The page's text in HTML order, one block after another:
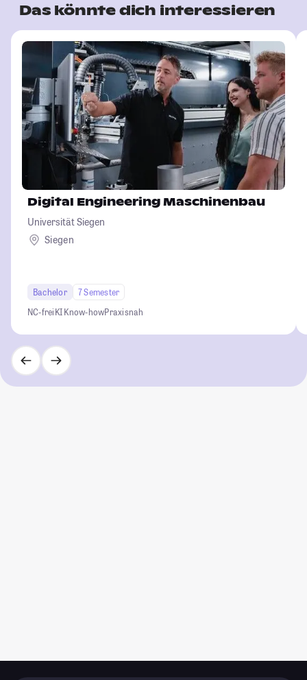
Das könnte dich interessieren
Digital Engineering Maschinenbau
Universität Siegen
Siegen
Bachelor
7 Semester
NC-freiKI Know-howPraxisnah